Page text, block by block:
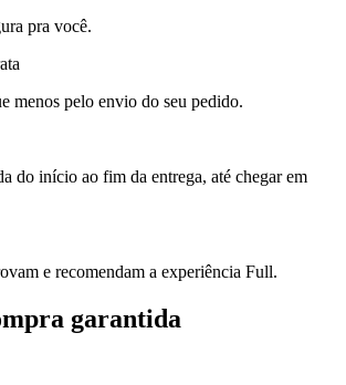
pra você.
menos pelo envio do seu pedido.
do início ao fim da entrega, até chegar em
e recomendam a experiência Full.
garantida